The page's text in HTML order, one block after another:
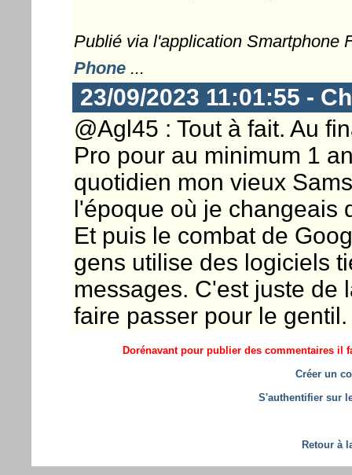
Publié via l'application Smartphone
Phone...
23/09/2023 11:01:55 -
@Agl45 : Tout à fait. Au
Pro pour au minimum 1
quotidien mon vieux
l'époque où je changeais
Et puis le combat de
gens utilise des logiciels
messages. C'est juste de
faire passer pour le gentil.
Dorénavant pour publier des commentaires il
Créer un
S'authentifier sur
Retour à